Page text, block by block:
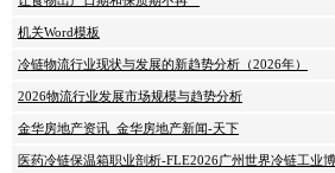
机关Word模板
冷链物流行业现状与发展的新趋势分析（2026年）
2026物流行业发展市场规模与趋势分析
金华房地产资讯_金华房地产新闻-天下
医药冷链保温箱职业剖析-FLE2026广州世界冷链工业